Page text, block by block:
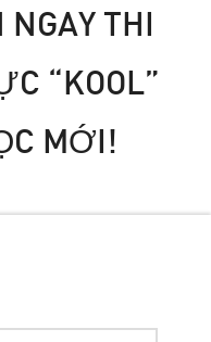
NGAY THI
C “KOOL”
C MỚI!